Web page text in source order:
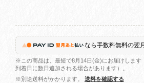
なら手数料無料の翌
※この商品は、最短で8月14日(金)にお届けします
到着日に数日追加される場合があります）。
※別途送料がかかります。
送料を確認する